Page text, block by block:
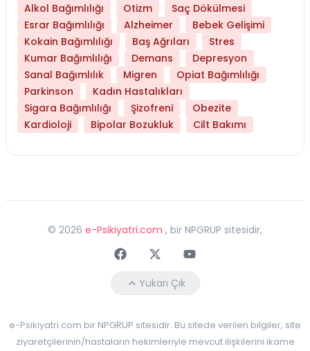
Alkol Bağımlılığı
Otizm
Saç Dökülmesi
Esrar Bağımlılığı
Alzheimer
Bebek Gelişimi
Kokain Bağımlılığı
Baş Ağrıları
Stres
Kumar Bağımlılığı
Demans
Depresyon
Sanal Bağımlılık
Migren
Opiat Bağımlılığı
Parkinson
Kadın Hastalıkları
Sigara Bağımlılığı
Şizofreni
Obezite
Kardioloji
Bipolar Bozukluk Cilt Bakımı
© 2026 e-Psikiyatri.com , bir NPGRUP sitesidir,
Yukarı Çık
e-Psikiyatri.com bir NPGRUP sitesidir. Bu sitede verilen bilgiler, site
ziyaretçilerinin/hastaların hekimleriyle mevcut ilişkilerini ikame